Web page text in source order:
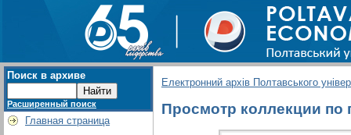
Поиск в архиве
Расширенный поиск
Главная страница
Електронний архів Полтавського
Просмотр коллекции по